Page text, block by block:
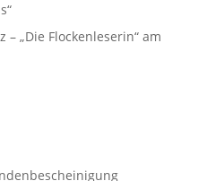
– „Die Flockenleserin“ am